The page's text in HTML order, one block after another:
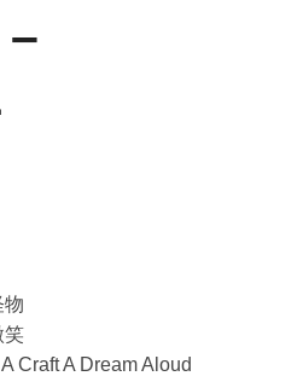
物
笑
Craft A Dream Aloud